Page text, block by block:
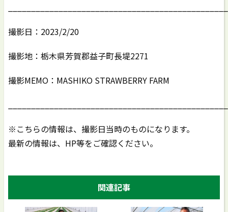
撮影日：2023/2/20
撮影地：栃木県芳賀郡益子町長堤2271
撮影MEMO：MASHIKO STRAWBERRY FARM
※こちらの情報は、撮影日当時のものになります。
最新の情報は、HP等をご確認ください。
関連記事